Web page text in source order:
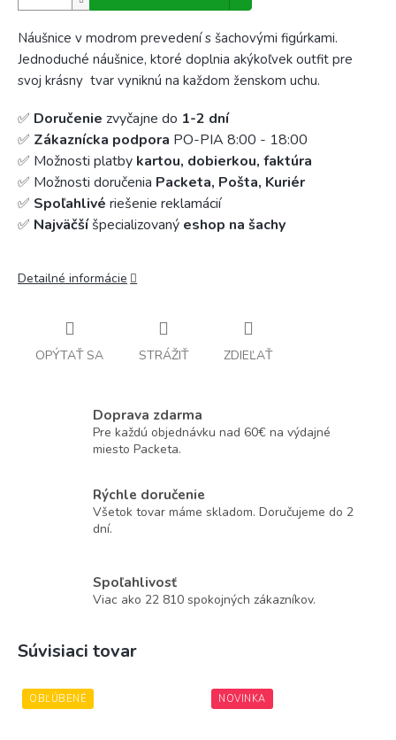
Náušnice v modrom prevedení s šachovými figúrkami.
Jednoduché náušnice, ktoré doplnia akýkoľvek outfit pre
svoj krásny tvar vyniknú na každom ženskom uchu.
✅ Doručenie zvyčajne do 1-2 dní
✅ Zákaznícka podpora PO-PIA 8:00 - 18:00
✅ Možnosti platby kartou, dobierkou, faktúra
✅ Možnosti doručenia Packeta, Pošta, Kuriér
✅ Spoľahlivé riešenie reklamácií
✅ Najväčšíšpecializovaný eshop na šachy
Detailné informácie
OPÝTAŤ SA STRÁŽIŤ ZDIEĽAŤ
Doprava zdarma
Pre každú objednávku nad 60€ na výdajné
miesto Packeta.
Rýchle doručenie
Všetok tovar máme skladom. Doručujeme do 2
dní.
Spoľahlivosť
Viac ako 22 810 spokojných zákazníkov.
Súvisiaci tovar
OBĽÚBENÉ NOVINKA